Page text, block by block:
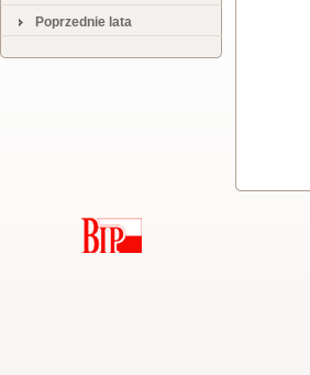
Poprzednie lata